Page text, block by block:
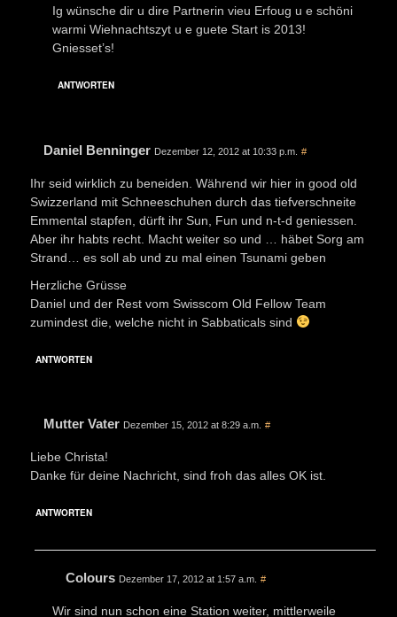
Ig wünsche dir u dire Partnerin vieu Erfoug u e schöni
warmi Wiehnachtszyt u e guete Start is 2013!
Gniesset’s!
ANTWORTEN
Daniel Benninger Dezember 12, 2012 at 10:33 p.m. #
Ihr seid wirklich zu beneiden. Während wir hier in good old
Swizzerland mit Schneeschuhen durch das tiefverschneite
Emmental stapfen, dürft ihr Sun, Fun und n-t-d geniessen.
Aber ihr habts recht. Macht weiter so und … häbet Sorg am
Strand… es soll ab und zu mal einen Tsunami geben
Herzliche Grüsse
Daniel und der Rest vom Swisscom Old Fellow Team
zumindest die, welche nicht in Sabbaticals sind
ANTWORTEN
Mutter Vater Dezember 15, 2012 at 8:29 a.m. #
Liebe Christa!
Danke für deine Nachricht, sind froh das alles OK ist.
ANTWORTEN
Colours Dezember 17, 2012 at 1:57 a.m. #
Wir sind nun schon eine Station weiter, mittlerweile